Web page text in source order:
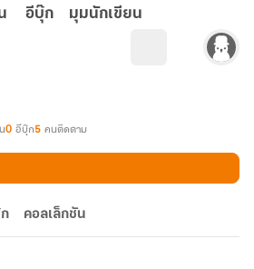
อีบุ๊ก มุมนักเขียน
0 อีบุ๊ก5 คนติดตาม
คอลเล็กชัน